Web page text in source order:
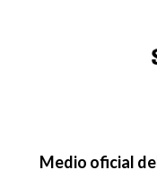
Medio oficial